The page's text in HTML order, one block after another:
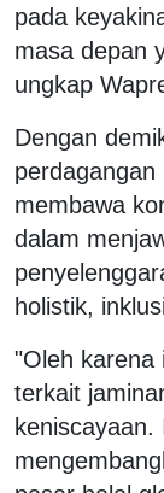
pada
masa depan
ungkap
Dengan
membawa
dalam
holistik,
"Oleh karena
terkait